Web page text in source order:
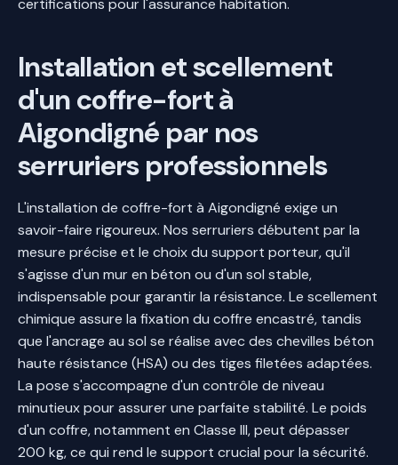
Installation et scellement
d'un coffre-fort à
Aigondigné par nos
serruriers professionnels
L'installation de coffre-fort à Aigondigné exige un
savoir-faire rigoureux. Nos serruriers débutent par la
mesure précise et le choix du support porteur, qu'il
s'agisse d'un mur en béton ou d'un sol stable,
indispensable pour garantir la résistance. Le scellement
chimique assure la fixation du coffre encastré, tandis
que l'ancrage au sol se réalise avec des chevilles béton
haute résistance (HSA) ou des tiges filetées adaptées.
La pose s'accompagne d'un contrôle de niveau
minutieux pour assurer une parfaite stabilité. Le poids
d'un coffre, notamment en Classe III, peut dépasser
200 kg, ce qui rend le support crucial pour la sécurité.